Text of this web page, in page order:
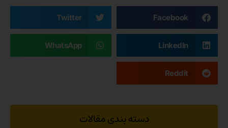
Facebook
Twitter
LinkedIn
WhatsApp
Reddit
دسته بندی مقالات